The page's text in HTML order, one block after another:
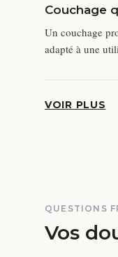
Couchage
Un couchage
adapté à une
VOIR PLUS
QUESTIONS
Vos